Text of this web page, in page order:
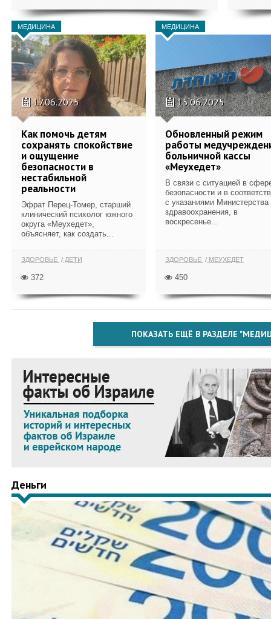
МЕДИЦИНА
17.06.2025
Как помочь детям
сохранять спокойствие
и ощущение
безопасности в
нестабильной
реальности
Эфрат Перец-Томер, старший
клинический психолог южного
округа «Меухедет»,
объясняет, как создать...
ЗДОРОВЬЕ ДЕТИ
372
МЕДИЦИНА
15.06.2025
Обновленный режим
работы
больничной кассы
«Меухедет»
В связи с ситуацией в
безопасности и в
с указаниями Министерства
здравоохранения, в
воскресенье...
ЗДОРОВЬЕ МЕУХЕДЕТ
450
ПОКАЗАТЬ ЕЩЁ В РАЗДЕЛЕ
Деньги